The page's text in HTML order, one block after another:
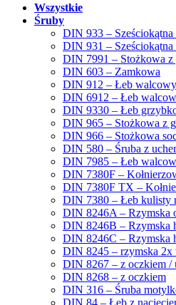
Wszystkie
Śruby
DIN 933 – Sześciokątna
DIN 931 –
DIN 7991 – Stożkowa z
DIN 603 – Zamkowa
DIN 912 – Łeb
DIN 6912 – Łeb
DIN 9330 – Łeb
DIN 965 – Stożkowa z
DIN 966 – Stożkowa
DIN 580 – Śruba z
DIN 7985 – Łeb
DIN 7380F –
DIN 7380F TX –
DIN 7380 – Łeb kulisty
DIN 8246A – Rzymska
DIN 8246B – Rzymska
DIN 8246C – Rzymska
DIN 8245 – rzymska 2x
DIN 8267 – z oczkiem /
DIN 8268 – z oczkiem
DIN 316 – Śruba
DIN 84 – Łeb z